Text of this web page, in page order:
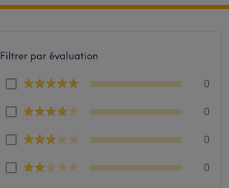
Filtrer par évaluation
0
0
0
0